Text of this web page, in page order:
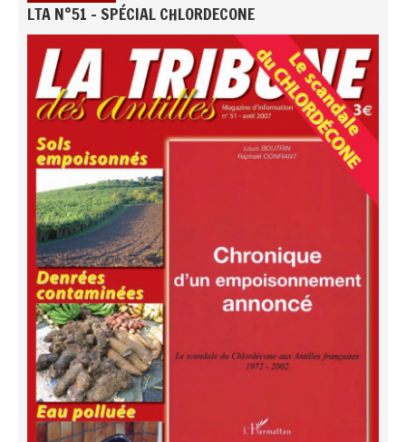
LTA N°51 - SPÉCIAL CHLORDECONE